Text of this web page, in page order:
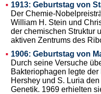
1913: Geburtstag von
Der Chemie-
William H. Stein und
der chemischen Struktur
aktiven Zentrums des
1906: Geburtstag von
Durch seine Versuche
Bakteriophagen legte
Hershey und S. Luria
Genetik. 1969 erhielten